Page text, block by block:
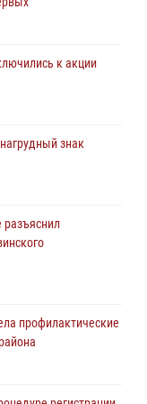
участие в акции
экипажи
личного
к акции
знак
профилактические